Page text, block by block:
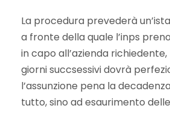
La procedura prevederà
a fronte della quale l’inps
in capo all’azienda richiedente,
giorni succsessivi dovrà
l’assunzione pena la
tutto, sino ad esaurimento